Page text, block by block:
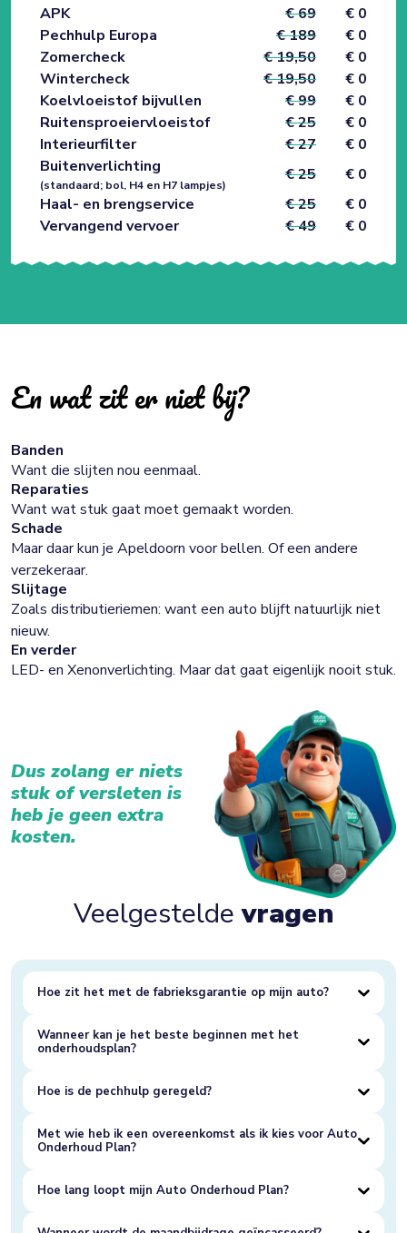
APK
€ 69
€ 0
Pechhulp Europa
€ 189
€ 0
Zomercheck
€ 19,50
€ 0
Wintercheck
€ 19,50
€ 0
Koelvloeistof bijvullen
€ 99
€ 0
Ruitensproeiervloeistof
€ 25
€ 0
Interieurfilter
€ 27
€ 0
Buitenverlichting
(standaard; bol, H4 en H7 lampjes)
€ 25
€ 0
Haal- en brengservice
€ 25
€ 0
Vervangend vervoer
€ 49 € 0
En wat zit er niet bij?
Banden
Want die slijten nou eenmaal.
Reparaties
Want wat stuk gaat moet gemaakt worden.
Schade
Maar daar kun je Apeldoorn voor bellen. Of een andere
verzekeraar.
Slijtage
Zoals distributieriemen: want een auto blijft natuurlijk niet
nieuw.
En verder
LED- en Xenonverlichting. Maar dat gaat eigenlijk nooit stuk.
Dus zolang er niets
stuk of versleten is
heb je geen extra
kosten.
Veelgesteldevragen
Hoe zit het met de fabrieksgarantie op mijn auto?
Wanneer kan je het beste beginnen met het
onderhoudsplan?
Hoe is de pechhulp geregeld?
Met wie heb ik een overeenkomst als ik kies voor Auto
Onderhoud Plan?
Hoe lang loopt mijn Auto Onderhoud Plan?